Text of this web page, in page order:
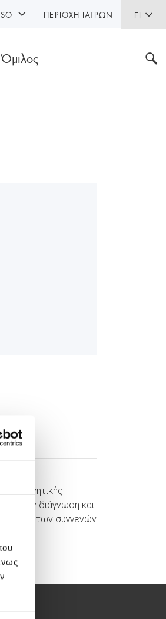
EL
ΠΕΡΙΟΧΉ ΙΑΤΡΏΝ
Μαγνητικής
στην διάγνωση και
των συγγενών